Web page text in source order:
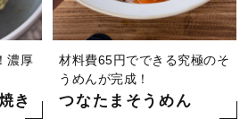
濃厚
き
材料費65円でできる究極のそ
うめんが完成！
つなたまそうめん